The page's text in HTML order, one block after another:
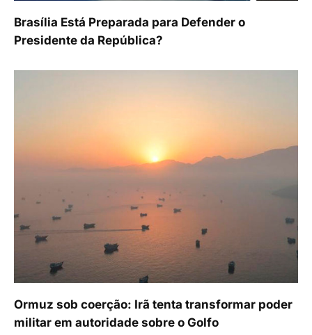
Brasília Está Preparada para Defender o
Presidente da República?
Ormuz sob coerção: Irã tenta transformar poder
militar em autoridade sobre o Golfo